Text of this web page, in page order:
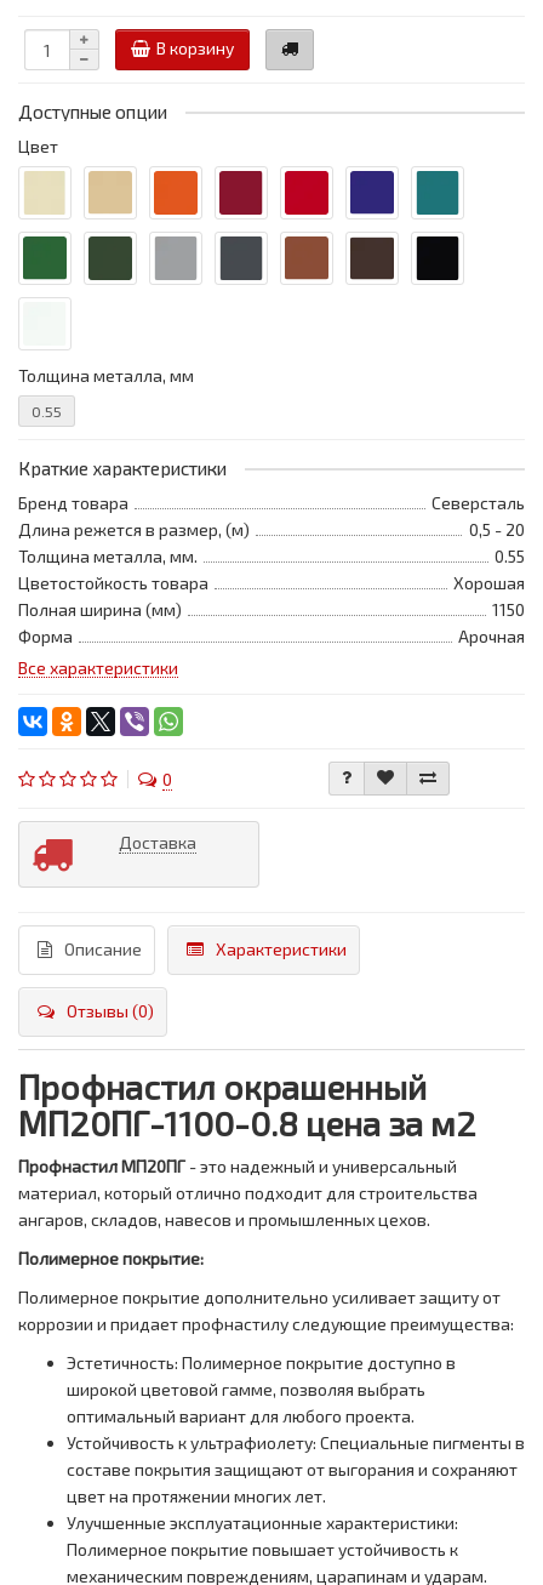
В корзину
Доступные опции
Цвет
Толщина металла, мм
0.55
Краткие характеристики
Бренд товара
Северсталь
Длина режется в размер, (м)
0,5 - 20
Толщина металла, мм.
0.55
Цветостойкость товара
Хорошая
Полная ширина (мм)
1150
Форма
Арочная
Все характеристики
0
Доставка
Описание Характеристики
Отзывы (0)
Профнастил окрашенный
МП20ПГ-1100-0.8 цена за м2
Профнастил МП20ПГ - это надежный и универсальный
материал, который отлично подходит для строительства
ангаров, складов, навесов и промышленных цехов.
Полимерное покрытие:
Полимерное покрытие дополнительно усиливает защиту от
коррозии и придает профнастилу следующие преимущества:
Эстетичность: Полимерное покрытие доступно в
широкой цветовой гамме, позволяя выбрать
оптимальный вариант для любого проекта.
Устойчивость к ультрафиолету: Специальные пигменты в
составе покрытия защищают от выгорания и сохраняют
цвет на протяжении многих лет.
Улучшенные эксплуатационные характеристики:
Полимерное покрытие повышает устойчивость к
механическим повреждениям, царапинам и ударам.